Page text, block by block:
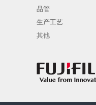
品管
生产工艺
其他